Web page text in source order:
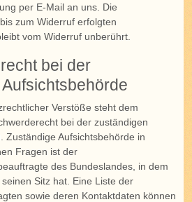
per E-Mail an uns. Die
zum Widerruf erfolgten
vom Widerruf unberührt.
bei der
Verstöße steht dem
bei der zuständigen
Zuständige Aufsichtsbehörde in
Fragen ist der
des Bundeslandes, in dem
Sitz hat. Eine Liste der
sowie deren Kontaktdaten können